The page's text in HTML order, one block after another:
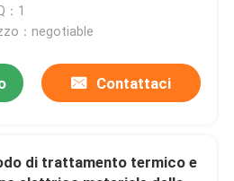
batteria al litio della
dell'anodo e del catodo
：1
：negotiable
Contattaci
di trattamento termico e